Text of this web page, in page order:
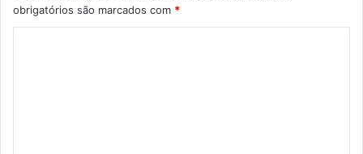
obrigatórios são marcados com *